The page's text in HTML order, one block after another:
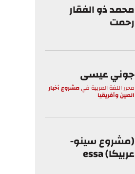
محمد ذو الفقار
رحمت
جوني عيسى
محرر اللغة العربية فيمشروع أخبار
الصين وأفريقيا
(مشروع سينو-
عربيكا) essa